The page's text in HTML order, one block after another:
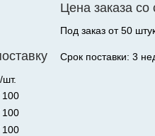
шт.
100
100
100
Цена заказа со
Под заказ от 50
Срок поставки: 3